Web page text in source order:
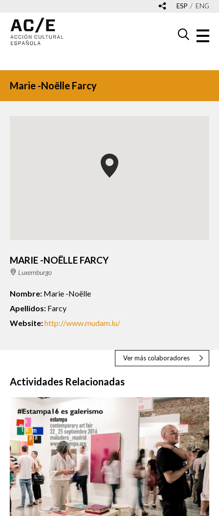
ESP ENG
Marie -Noëlle Farcy
MARIE -NOËLLE FARCY
Luxemburgo
Nombre: Marie -Noëlle
Apellidos: Farcy
Website:http://www.mudam.lu/
Ver más colaboradores
Actividades Relacionadas